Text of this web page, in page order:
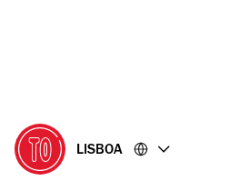
LISBOA